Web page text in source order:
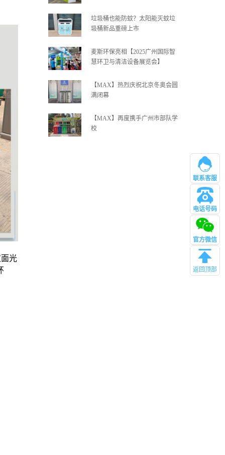
垃圾桶也能防蚊？太阳能灭蚊垃
圾桶新品重磅上市
麦斯环保亮相【2025广州国际智
慧环卫与清洁设备展览会】
【MAX】热烈庆祝北京冬奥会圆
满闭幕
【MAX】再度携手广州市部队学
校
光
联系客服
电话号码
管理
官方微信
返回顶部